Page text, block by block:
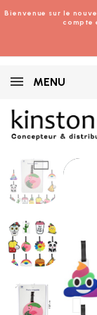
Bienvenue sur le
compte
MENU